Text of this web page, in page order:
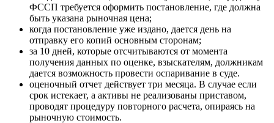
ФССП требуется оформить постановление, где должна
быть указана рыночная цена;
когда постановление уже издано, дается день на
отправку его копий основным сторонам;
за 10 дней, которые отсчитываются от момента
получения данных по оценке, взыскателям, должникам
дается возможность провести оспаривание в суде.
оценочный отчет действует три месяца. В случае если
срок истекает, а активы не реализованы приставом,
проводят процедуру повторного расчета, опираясь на
рыночную стоимость.